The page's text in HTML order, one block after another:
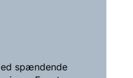
spændende